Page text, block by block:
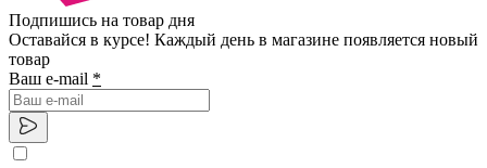
Подпишись на товар дня
Оставайся в курсе! Каждый день в магазине появляется новый
товар
Ваш e-mail *